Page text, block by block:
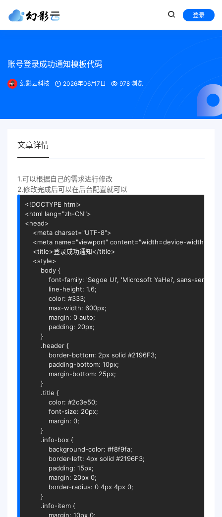
登录
账号登录成功通知模板代码
幻影云科技 2026年06月7日 978 浏览
文章详情
1.可以根据自己的需求进行修改
2.修改完成后可以在后台配置就可以
<!DOCTYPE html>
<html lang="zh-CN">
<head>
<meta charset="UTF-8">
<meta name="viewport" content="width=device-width,
<title>登录成功通知</title>
<style>
        body {
            font-family: 'Segoe UI', 'Microsoft YaHei', sans-serif;
            line-height: 1.6;
            color: #333;
            max-width: 600px;
            margin: 0 auto;
            padding: 20px;
        }
        .header {
            border-bottom: 2px solid #2196F3;
            padding-bottom: 10px;
            margin-bottom: 25px;
        }
        .title {
            color: #2c3e50;
            font-size: 20px;
            margin: 0;
        }
        .info-box {
            background-color: #f8f9fa;
            border-left: 4px solid #2196F3;
            padding: 15px;
            margin: 20px 0;
            border-radius: 0 4px 4px 0;
        }
        .info-item {
            margin: 10px 0;